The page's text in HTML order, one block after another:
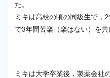
た。
ミキは高校の頃の同級生で，
で3年間苦楽（楽はない）を共
ミキは大学卒業後，製薬会社